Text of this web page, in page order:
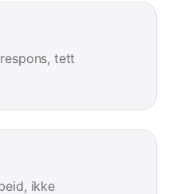
tett
ikke